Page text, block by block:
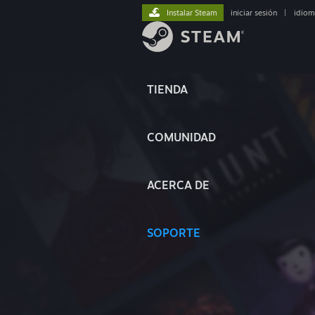
TIENDA
COMUNIDAD
ACERCA DE
SOPORTE
Instalar Steam iniciar sesión